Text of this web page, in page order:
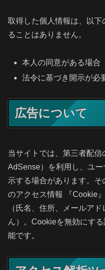
取得した個人情報は、以
ることはありません。
本人の同意がある場合
法令に基づき開示が必
広告について
当サイトでは、第三者配
AdSense）を利用し、ユ
示する場合があります。
のアクセス情報 『Cookie
（氏名、住所、メールア
ん）。Cookieを無効にす
能です。